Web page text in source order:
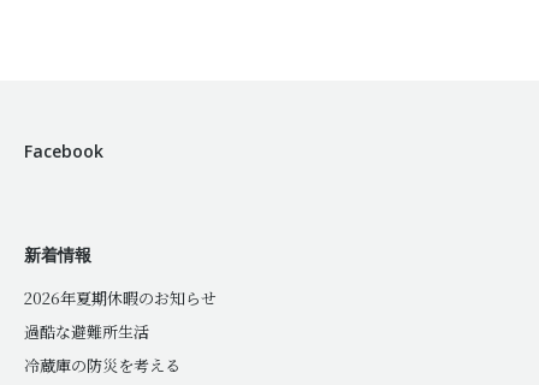
Facebook
新着情報
2026年夏期休暇のお知らせ
過酷な避難所生活
冷蔵庫の防災を考える